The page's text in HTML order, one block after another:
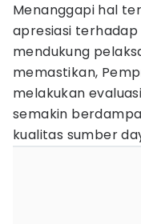
Menanggapi hal
apresiasi
mendukung
memastikan,
melakukan
semakin
kualitas sumber